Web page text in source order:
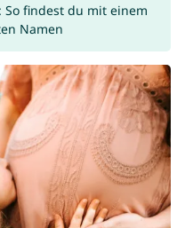
So findest du mit einem
Namen